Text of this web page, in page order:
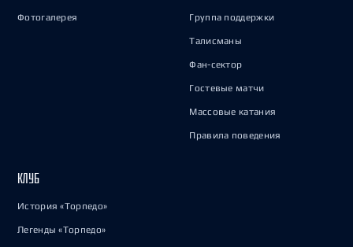
Фотогалерея Группа поддержки
Талисманы
Фан-сектор
Гостевые матчи
Массовые катания
Правила поведения
КЛУБ
История «Торпедо»
Легенды «Торпедо»